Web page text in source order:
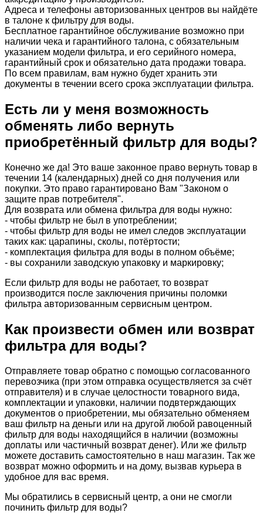
Адреса и телефоны авторизованных центров вы найдёте
в талоне к фильтру для воды.
Бесплатное гарантийное обслуживание возможно при
наличии чека и гарантийного талона, с обязательным
указанием модели фильтра, и его серийного номера,
гарантийный срок и обязательно дата продажи товара.
По всем правилам, вам нужно будет хранить эти
документы в течении всего срока эксплуатации фильтра.
Есть ли у меня возможность
обменять либо вернуть
приобретённый фильтр для воды?
Конечно же да! Это ваше законное право вернуть товар в
течении 14 (календарных) дней со дня получения или
покупки. Это право гарантировано Вам "Законом о
защите прав потребителя".
Для возврата или обмена фильтра для воды нужно:
- чтобы фильтр не был в употреблении;
- чтобы фильтр для воды не имел следов эксплуатации
таких как: царапины, сколы, потёртости;
- комплектация фильтра для воды в полном объёме;
- вы сохранили заводскую упаковку и маркировку;
Если фильтр для воды не работает, то возврат
производится после заключения причины поломки
фильтра авторизованным сервисным центром.
Как произвести обмен или возврат
фильтра для воды?
Отправляете товар обратно с помощью согласованного
перевозчика (при этом отправка осуществляется за счёт
отправителя) и в случае целостности товарного вида,
комплектации и упаковки, наличии подвтерждающих
документов о приобретении, мы обязательно обменяем
ваш фильтр на деньги или на другой любой равоценный
фильтр для воды находящийся в наличии (возможны
доплаты или частичный возврат денег). Или же фильтр
можете доставить самостоятельно в наш магазин. Так же
возврат можно оформить и на дому, вызвав курьера в
удобное для вас время.
Мы обратились в сервисный центр, а они не смогли
починить фильтр для воды?